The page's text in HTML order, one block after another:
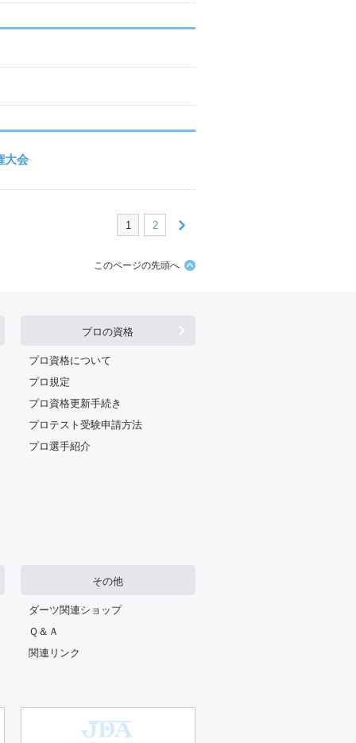
大会
1 2
このページの先頭へ
プロの資格
プロ資格について
プロ規定
プロ資格更新手続き
プロテスト受験申請方法
プロ選手紹介
その他
ダーツ関連ショップ
Ｑ＆Ａ
関連リンク